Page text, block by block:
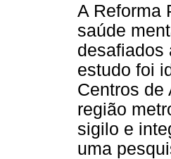
A Reforma
saúde
desafiados
estudo foi
Centros de
região
sigilo e
uma